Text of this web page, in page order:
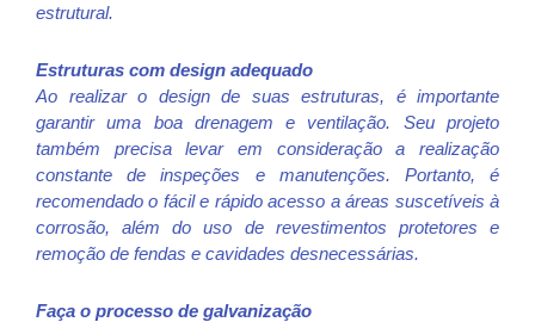
estrutural.
Estruturas com design adequado
Ao realizar o design de suas estruturas, é importante
garantir uma boa drenagem e ventilação. Seu projeto
também precisa levar em consideração a realização
constante de inspeções e manutenções. Portanto, é
recomendado o fácil e rápido acesso a áreas suscetíveis à
corrosão, além do uso de revestimentos protetores e
remoção de fendas e cavidades desnecessárias.
Faça o processo de galvanização